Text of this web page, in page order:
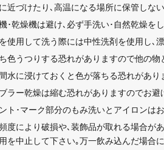
近づけたり､高温になる場所に保管しな
･乾燥機は避け､必ず手洗い･自然乾燥を
使用して洗う際には中性洗剤を使用し､
色うつりする恐れがありますので他の
水に浸けておくと色が落ちる恐れがあり
ラー乾燥は縮む恐れがありますのでお避
ト･マーク部分のもみ洗いとアイロンは
度により破損や､装飾品が取れる場合が
を中止して下さい｡万一飲み込んだ場合